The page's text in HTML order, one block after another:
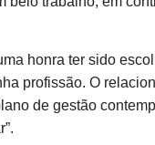
honra ter sido
profissão. O
de gestão